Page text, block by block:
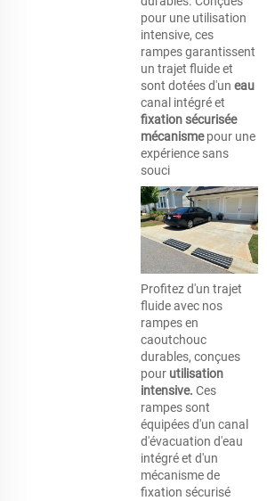
pour une utilisation
intensive, ces
rampes garantissent
un trajet fluide et
sont dotées d'un
fixation sécurisée
mécanisme pour une
expérience sans
souci
Profitez d'un trajet
fluide avec nos
rampes en
caoutchouc
durables, conçues
pour utilisation
intensive. Ces
rampes sont
équipées d'un canal
d'évacuation d'eau
intégré et d'un
mécanisme de
fixation sécurisé